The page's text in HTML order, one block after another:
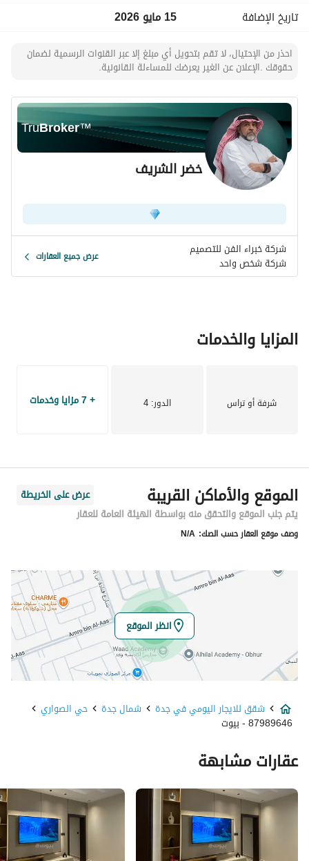
تاريخ الإضافة
15 مايو 2026
احذر من الإحتيال، لا تقم بتحويل أي مبلغ إلا عبر القنوات الرسمية لضمان
حقوقك .الإعلان عن الغير يعرضك للمساءلة القانونية.
TruBroker™
خضر الشريف
شركة خبراء الفن للتصميم
شركة شخص واحد عرض جميع العقارات
المزايا والخدمات
شرفة أو تراس الدور: 4 + 7 مزايا وخدمات
الموقع والأماكن القريبة
عرض على الخريطة
يتم جلب الموقع والتحقق منه بواسطة الهيئة العامة للعقار
وصف موقع العقار حسب الصك: N/A
انظر الموقع
شقق للايجار اليومي في جدة شمال جدة حي الصواري
87989646 - بيوت
عقارات مشابهة